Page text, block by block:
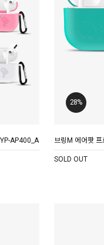
AP400_A
28%
브링M 에어팟
SOLD OUT